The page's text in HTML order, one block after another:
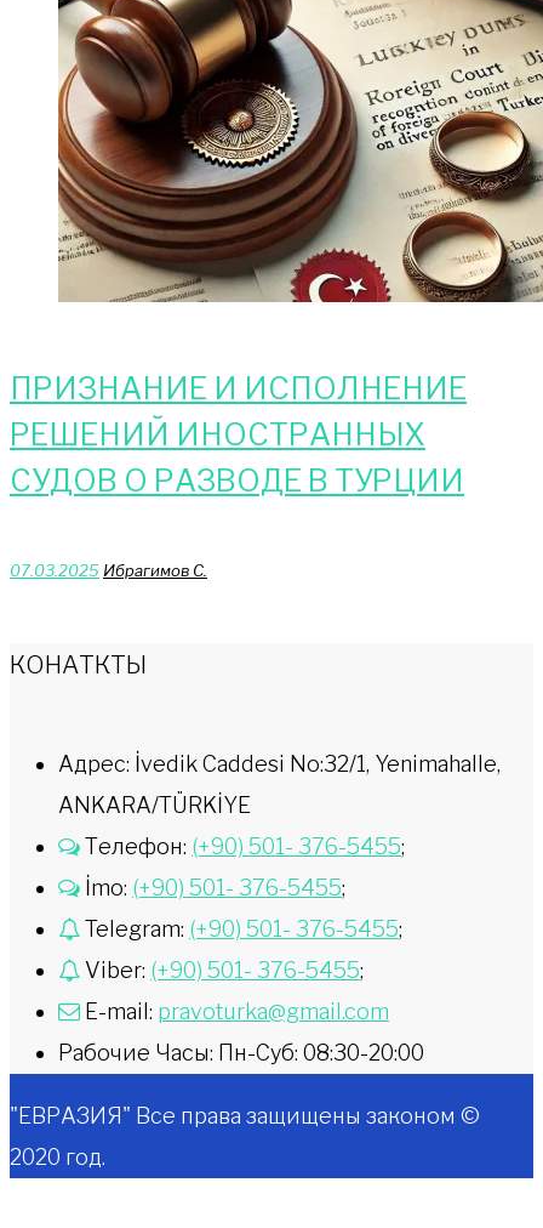
ПРИЗНАНИЕ И ИСПОЛНЕНИЕ
РЕШЕНИЙ ИНОСТРАННЫХ
СУДОВ О РАЗВОДЕ В ТУРЦИИ
07.03.2025 Ибрагимов С.
КОНАТКТЫ
Адрес: İvedik Caddesi No:32/1, Yenimahalle,
ANKARA/TÜRKİYE
Телефон: (+90) 501- 376-5455;
İmo: (+90) 501- 376-5455;
Telegram: (+90) 501- 376-5455;
Viber: (+90) 501- 376-5455;
E-mail: pravoturka@gmail.com
Рабочие Часы: Пн-Суб: 08:30-20:00
"ЕВРАЗИЯ" Все права защищены законом ©
2020 год.